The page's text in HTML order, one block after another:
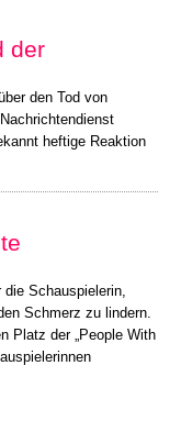
der
den Tod von
heftige Reaktion
die Schauspielerin,
Schmerz zu lindern.
Platz der „People With